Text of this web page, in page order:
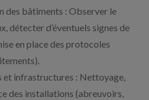
des bâtiments : Observer le
détecter d’éventuels signes de
en place des protocoles
et infrastructures : Nettoyage,
des installations (abreuvoirs,